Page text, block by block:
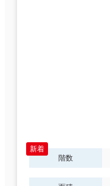
階数